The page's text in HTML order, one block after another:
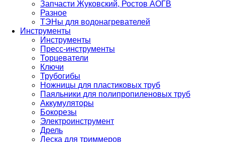
Запчасти Жуковский, Ростов АОГВ
Разное
ТЭНы для водонагревателей
Инструменты
Инструменты
Пресс-инструменты
Торцеватели
Ключи
Трубогибы
Ножницы для пластиковых труб
Паяльники для полипропиленовых труб
Аккумуляторы
Бокорезы
Электроинструмент
Дрель
Леска для триммеров